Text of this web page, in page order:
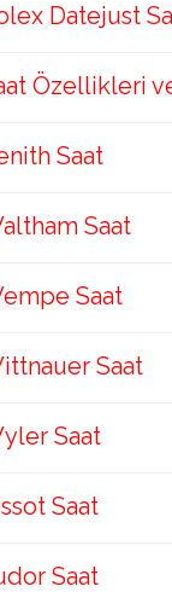
Datejust
Özellikleri
Saat
Saat
Saat
Saat
Saat
Saat
Saat